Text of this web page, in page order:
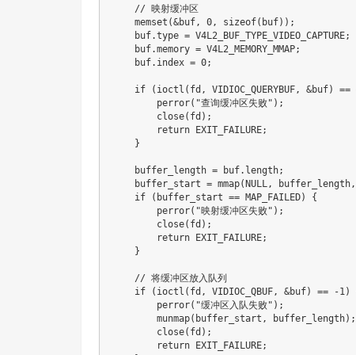
// 映射缓冲区
memset (&buf , 0 , sizeof( buf) ) ;
    buf
.type = V4L2_BUF_TYPE_VIDEO_CAPTURE;
    buf
.memory = V4L2_MEMORY_MMAP;
    buf
. index = 0;
if ( ioctl ( fd , VIDIOC_QUERYBUF , &buf) ==
perror( "查询缓冲区失败" ) ;
close( fd ) ;
return EXIT_FAILURE;
}
    buffer_length
= buf. length;
    buffer_start
= mmap(NULL , buffer_length ,
if
( buffer_start == MAP_FAILED)
{
perror( "映射缓冲区失败" ) ;
close( fd ) ;
return EXIT_FAILURE;
}
// 将缓冲区放入队列
if
( ioctl ( fd , VIDIOC_QBUF , &buf) == -1 )
perror( "缓冲区入队失败" ) ;
munmap( buffer_start , buffer_length) ;
close( fd ) ;
return EXIT_FAILURE;